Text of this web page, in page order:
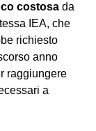
costosa da
IEA, che
richiesto
anno
raggiungere
a